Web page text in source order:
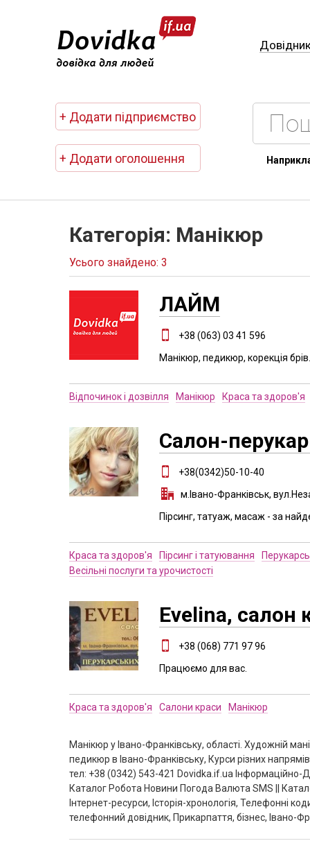
+ Додати підприємство
+ Додати оголошення
Категорія: Манікюр
Усього знайдено: 3
ЛАЙМ
+38 (063) 03 41 596
Манікюр, педикюр, корекція брів.
Відпочинок і дозвілля Манікюр Краса та здоров'я
Салон-
+38(0342)50-10-40
м.Івано-Франківськ,
Пірсинг, татуаж, масаж - за
Краса та здоров'я Пірсинг і татуювання
Весільні послуги та урочистості
Evelina, салон
+38 (068) 771 97 96
Працюємо для вас.
Краса та здоров'я Салони краси Манікюр
Манікюр у Івано-Франківську, області. Художній
педикюр в Івано-Франківську, Курси різних
тел: +38 (0342) 543-421 Dovidka.if.ua
Каталог Робота Новини Погода Валюта SMS ||
Інтернет-ресурси, Історія-хронологія, Телефонні
телефонний довідник, Прикарпаття, бізнес, Івано-